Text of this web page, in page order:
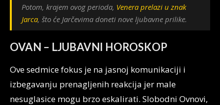
Potom, krajem ovog perioda, Venera prelazi u znak
Jarca, što će Jarčevima doneti nove ljubavne prilike.
OVAN – LJUBAVNI HOROSKOP
Ove sedmice fokus je na jasnoj komunikaciji i
izbegavanju prenagljenih reakcija jer male
nesuglasice mogu brzo eskalirati. Slobodni Ovnovi,